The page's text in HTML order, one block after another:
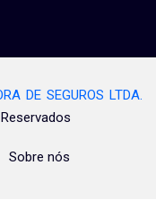
DE SEGUROS LTDA.
Sobre nós